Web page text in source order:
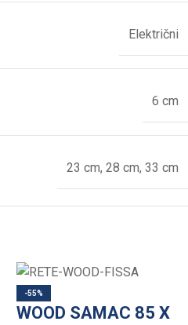
Električni
6 cm
23 cm, 28 cm, 33 cm
-55%
WOOD SAMAC 85 X